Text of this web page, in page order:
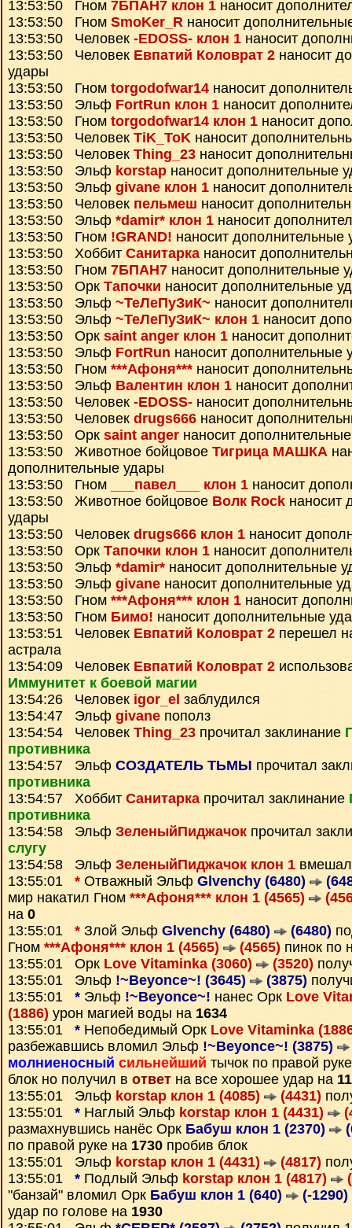
13:53:50 Гном 7БПАН7 клон 1 наносит
13:53:50 Гном SmoKer_R наносит
13:53:50 Человек -EDOSS- клон 1 наносит
13:53:50 Человек Евпатий Коловрат 2 наносит
удары
13:53:50 Гном torgodofwar14 наносит
13:53:50 Эльф FortRun клон 1 наносит
13:53:50 Гном torgodofwar14 клон 1 наносит
13:53:50 Человек TiK_ToK наносит
13:53:50 Человек Thing_23 наносит
13:53:50 Эльф korstap наносит дополнительные
13:53:50 Эльф givane клон 1 наносит
13:53:50 Человек пельмеш наносит
13:53:50 Эльф *damir* клон 1 наносит
13:53:50 Гном !GRAND! наносит дополнительные
13:53:50 Хоббит Санитаркананосит
13:53:50 Гном 7БПАН7 наносит дополнительные
13:53:50 Орк Тапочки наносит дополнительные
13:53:50 Эльф ~ТеЛеПуЗиК~ наносит
13:53:50 Эльф ~ТеЛеПуЗиК~ клон 1 наносит
13:53:50 Орк saint anger клон 1 наносит
13:53:50 Эльф FortRun наносит дополнительные
13:53:50 Гном ***Афоня*** наносит
13:53:50 Эльф Валентин клон 1 наносит
13:53:50 Человек -EDOSS- наносит
13:53:50 Человек drugs666 наносит
13:53:50 Орк saint anger наносит
13:53:50 Животное бойцовое Тигрица МАШКА
дополнительные удары
13:53:50 Гном
___павел___ клон 1 наносит
13:53:50 Животное бойцовое Волк Rock наносит
удары
13:53:50 Человек drugs666 клон 1 наносит
13:53:50 Орк Тапочки клон 1 наносит
13:53:50 Эльф *damir* наносит дополнительные
13:53:50 Эльф givane наносит дополнительные
13:53:50 Гном ***Афоня*** клон 1 наносит
13:53:50 Гном Бимо! наносит дополнительные
13:53:51 Человек Евпатий Коловрат 2 перешел
астрала
13:54:09 Человек Евпатий Коловрат 2
Иммунитет к боевой магии
13:54:26 Человек igor_el заблудился
13:54:47 Эльф givane пополз
13:54:54 Человек Thing_23 прочитал заклинание
противника
13:54:57 Эльф СОЗДАТЕЛЬ ТЬМЫ прочитал
противника
13:54:57 Хоббит Санитарка прочитал заклинание
противника
13:54:58 Эльф ЗеленыйПиджачок прочитал
слугу
13:54:58 Эльф ЗеленыйПиджачок клон 1
13:55:01 * Отважный Эльф Glvenchy (6480)
мир накатил Гном ***Афоня*** клон 1 (4565)
на 0
13:55:01 * Злой Эльф Glvenchy (6480) (6480)
Гном ***Афоня*** клон 1 (4565) (4565) пинок по
13:55:01 Орк Love Vitaminka (3060) (3520)
13:55:01 Эльф !~Beyonce~! (3645) (3875)
13:55:01 * Эльф !~Beyonce~! нанес Орк Love
(1886) урон магией воды на 1634
13:55:01 * Непобедимый Орк Love Vitaminka
разбежавшись вломил Эльф !~Beyonce~! (3875)
молниеносный сильнейший тычок по правой
блок но получил в ответ на все хорошее удар на
13:55:01 Эльф korstap клон 1 (4085) (4431)
13:55:01 * Наглый Эльф korstap клон 1 (4431)
размахнувшись нанёс Орк Бабуш клон 1 (2370)
по правой руке на 1730 пробив блок
13:55:01 Эльф korstap клон 1 (4431) (4817)
13:55:01 * Подлый Эльф korstap клон 1 (4817)
"банзай" вломил Орк Бабуш клон 1 (640)
(-1290)
удар по голове на 1930